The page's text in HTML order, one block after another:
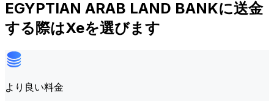
EGYPTIAN ARAB LAND BANKに送金
する際はXeを選びます
より良い料金